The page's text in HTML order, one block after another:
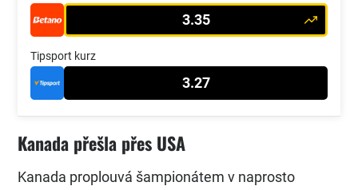
3.35
Tipsport kurz
3.27
Kanada přešla přes USA
Kanada proplouvá šampionátem v naprosto